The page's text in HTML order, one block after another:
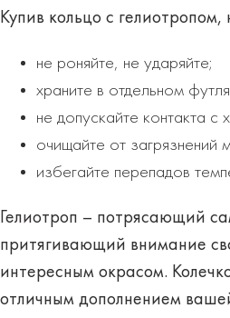
Купив кольцо с гелиотропом,
не роняйте, не ударяйте;
храните в отдельном
не допускайте контакта с
очищайте от загрязнений
избегайте перепадов
Гелиотроп – потрясающий
притягивающий внимание
интересным окрасом.
отличным дополнением